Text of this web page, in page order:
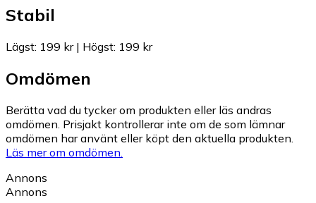
Stabil
Lägst: 199 kr| Högst: 199 kr
Omdömen
Berätta vad du tycker om produkten eller läs andras
omdömen. Prisjakt kontrollerar inte om de som lämnar
omdömen har använt eller köpt den aktuella produkten.
Läs mer om omdömen.
Annons
Annons